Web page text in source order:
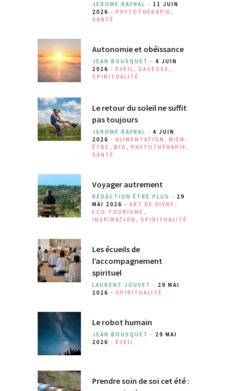
JEROME RAYNAL - 11 JUIN
2026 - PHYTOTHÉRAPIE ,
SANTÉ
Autonomie et obéissance
JEAN BOUSQUET - 4 JUIN
2026 - EVEIL , SAGESSE ,
SPIRITUALITÉ
Le retour du soleil ne suffit
pas toujours
JEROME RAYNAL - 4 JUIN
2026 - ALIMENTATION , BIEN-
ÊTRE , BIO , PHYTOTHÉRAPIE ,
SANTÉ
Voyager autrement
RÉDACTION ÊTRE PLUS - 29
MAI 2026 - ART DE VIVRE ,
ECO-TOURISME ,
INSPIRATION , SPIRITUALITÉ
Les écueils de
l’accompagnement
spirituel
LAURENT JOUVET - 29 MAI
2026 - SPIRITUALITÉ
Le robot humain
JEAN BOUSQUET - 29 MAI
2026 - EVEIL
Prendre soin de soi cet été :